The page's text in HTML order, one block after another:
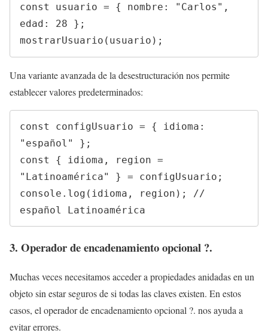
const usuario = { nombre: "Carlos",
edad: 28 };
mostrarUsuario(usuario);
Una variante avanzada de la desestructuración nos permite
establecer valores predeterminados:
const configUsuario = { idioma:
"español" };
const { idioma, region =
"Latinoamérica" } = configUsuario;
console.log(idioma, region); //
español Latinoamérica
3. Operador de encadenamiento opcional ?.
Muchas veces necesitamos acceder a propiedades anidadas en un
objeto sin estar seguros de si todas las claves existen. En estos
casos, el operador de encadenamiento opcional ?. nos ayuda a
evitar errores.